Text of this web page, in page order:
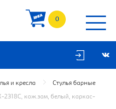
0
и кресла Стулья барные
кож.зам, белый, каркас-